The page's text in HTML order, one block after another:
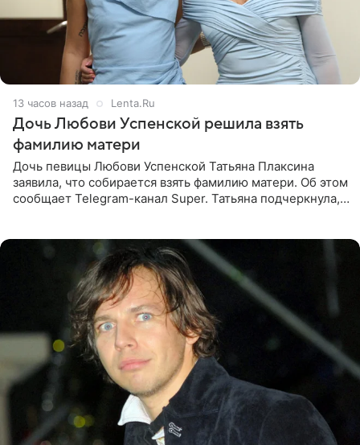
13 часов назад Lenta.Ru
Дочь Любови Успенской решила взять
фамилию матери
Дочь певицы Любови Успенской Татьяна Плаксина
заявила, что собирается взять фамилию матери. Об этом
сообщает Telegram-канал Super. Татьяна подчеркнула,